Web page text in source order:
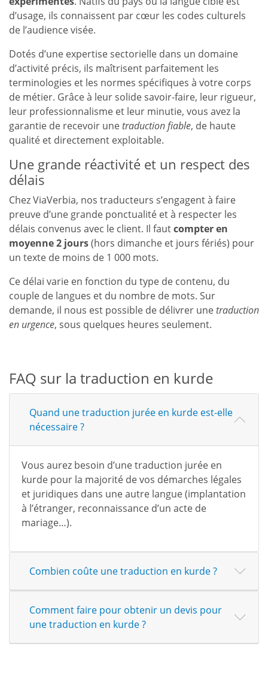
d’usage, ils connaissent par cœur les codes culturels
de l’audience visée.
Dotés d’une expertise sectorielle dans un domaine
d’activité précis, ils maîtrisent parfaitement les
terminologies et les normes spécifiques à votre corps
de métier. Grâce à leur solide savoir-faire, leur rigueur,
leur professionnalisme et leur minutie, vous avez la
garantie de recevoir unetraduction fiable, de haute
qualité et directement exploitable.
Une grande réactivité et un respect des
délais
Chez ViaVerbia, nos traducteurs s’engagent à faire
preuve d’une grande ponctualité et à respecter les
délais convenus avec le client. Il fautcompter en
moyenne 2 jours(hors dimanche et jours fériés) pour
un texte de moins de 1 000 mots.
Ce délai varie en fonction du type de contenu, du
couple de langues et du nombre de mots. Sur
demande, il nous est possible de délivrer unetraduction
en urgence, sous quelques heures seulement.
FAQ sur la traduction en kurde
Quand une traduction jurée en kurde est-elle
nécessaire ?
Vous aurez besoin d’une traduction jurée en
kurde pour la majorité de vos démarches légales
et juridiques dans une autre langue (implantation
à l’étranger, reconnaissance d’un acte de
mariage…).
Combien coûte une traduction en kurde ?
Comment faire pour obtenir un devis pour
une traduction en kurde ?